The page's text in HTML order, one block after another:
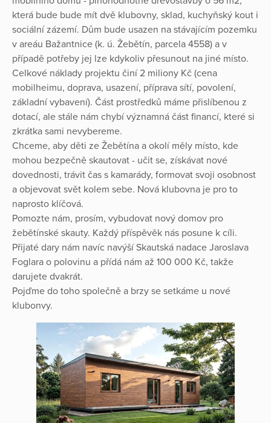
která bude bude mít dvě klubovny, sklad, kuchyňský kout i
sociální zázemí. Dům bude usazen na stávajícím pozemku
v areáu Bažantnice (k. ú. Žebětín, parcela 4558) a v
případě potřeby jej lze kdykoliv přesunout na jiné místo.
Celkové náklady projektu činí 2 miliony Kč (cena
mobilheimu, doprava, usazení, příprava sítí, povolení,
základní vybavení). Část prostředků máme přislíbenou z
dotací, ale stále nám chybí významná část financí, které si
zkrátka sami nevybereme.
Chceme, aby děti ze Žebětína a okolí měly místo, kde
mohou bezpečně skautovat - učit se, získávat nové
dovednosti, trávit čas s kamarády, formovat svoji osobnost
a objevovat svět kolem sebe. Nová klubovna je pro to
naprosto klíčová.
Pomozte nám, prosím, vybudovat nový domov pro
žebětínské skauty. Každý příspěvěk nás posune k cíli.
Přijaté dary nám navíc navýší Skautská nadace Jaroslava
Foglara o polovinu a přídá nám až 100 000 Kč, takže
darujete dvakrát.
Pojďme do toho společně a brzy se setkáme u nové
klubonvy.